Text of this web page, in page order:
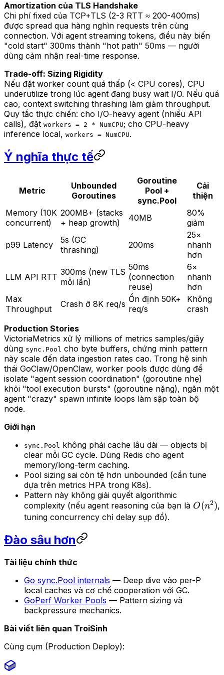
Amortization của TLS Handshake
Chi phí fixed của TCP+TLS (2-3 RTT ≈ 200-400ms)
được spread qua hàng nghìn requests trên cùng
connection. Với agent streaming tokens, điều này biến
"cold start" 300ms thành "hot path" 50ms — người
dùng cảm nhận real-time response.
Trade-off: Sizing Rigidity
Nếu đặt worker count quá thấp (< CPU cores), CPU
underutilize trong lúc agent đang busy wait I/O. Nếu quá
cao, context switching thrashing làm giảm throughput.
Quy tắc thực chiến: cho I/O-heavy agent (nhiều API
calls), đặt workers = 2 * NumCPU; cho CPU-heavy
inference local, workers = NumCPU.
Ý nghĩa thực tế
Metric
Unbounded
Goroutines
Goroutine
Pool +
sync.Pool
Cải
thiện
Memory (10K
concurrent)
200MB+ (stacks
+ heap growth)
40MB
80%
giảm
p99 Latency
5s (GC
thrashing)
200ms
25×
nhanh
hơn
LLM API RTT 300ms (new TLS
mỗi lần)
50ms
(connection
reuse)
6×
nhanh
hơn
Max
Throughput
Crash ở 8K req/s Ổn định 50K+
req/s
Không
crash
Production Stories
VictoriaMetrics xử lý millions of metrics samples/giây
dùng sync.Pool cho byte buffers, chứng minh pattern
này scale đến data ingestion rates cao. Trong hệ sinh
thái GoClaw/OpenClaw, worker pools được dùng để
isolate "agent session coordination" (goroutine nhẹ)
khỏi "tool execution bursts" (goroutine nặng), ngăn một
agent "crazy" spawn infinite loops làm sập toàn bộ
node.
Giới hạn
sync.Pool không phải cache lâu dài — objects bị
clear mỗi GC cycle. Dùng Redis cho agent
memory/long-term caching.
Pool sizing sai còn tệ hơn unbounded (cần tune
dựa trên metrics HPA trong K8s).
Pattern này không giải quyết algorithmic
complexity (nếu agent reasoning của bạn là O(n^2)
O(n2),
tuning concurrency chỉ delay sụp đổ).
Đào sâu hơn
Tài liệu chính thức
Go sync.Pool internals — Deep dive vào per-P
local caches và cơ chế cooperation với GC.
GoPerf Worker Pools — Pattern sizing và
backpressure mechanics.
Bài viết liên quan TroiSinh
Cùng cụm (Production Deploy):